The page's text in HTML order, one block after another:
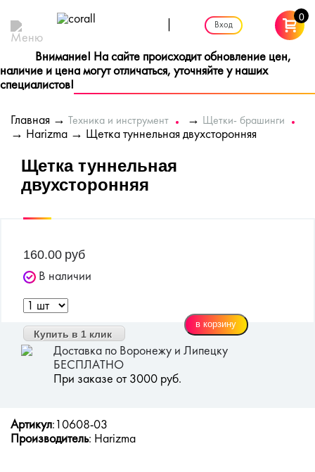
Вход
0
Внимание! На сайте происходит обновление цен,
наличие и цена могут отличаться, уточняйте у наших
специалистов!
Главная→ Техника и инструмент → Щетки- брашинги
→ Harizma→ Щетка туннельная двухсторонняя
Щетка туннельная
двухсторонняя
160.00 руб
В наличии
Купить в 1 клик
Доставка по Воронежу и Липецку
БЕСПЛАТНО
При заказе от 3000 руб.
Артикул:10608-03
Производитель: Harizma